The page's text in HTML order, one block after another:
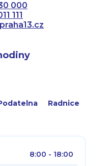
000
111
praha13.cz
Radnice
8:00 - 18:00